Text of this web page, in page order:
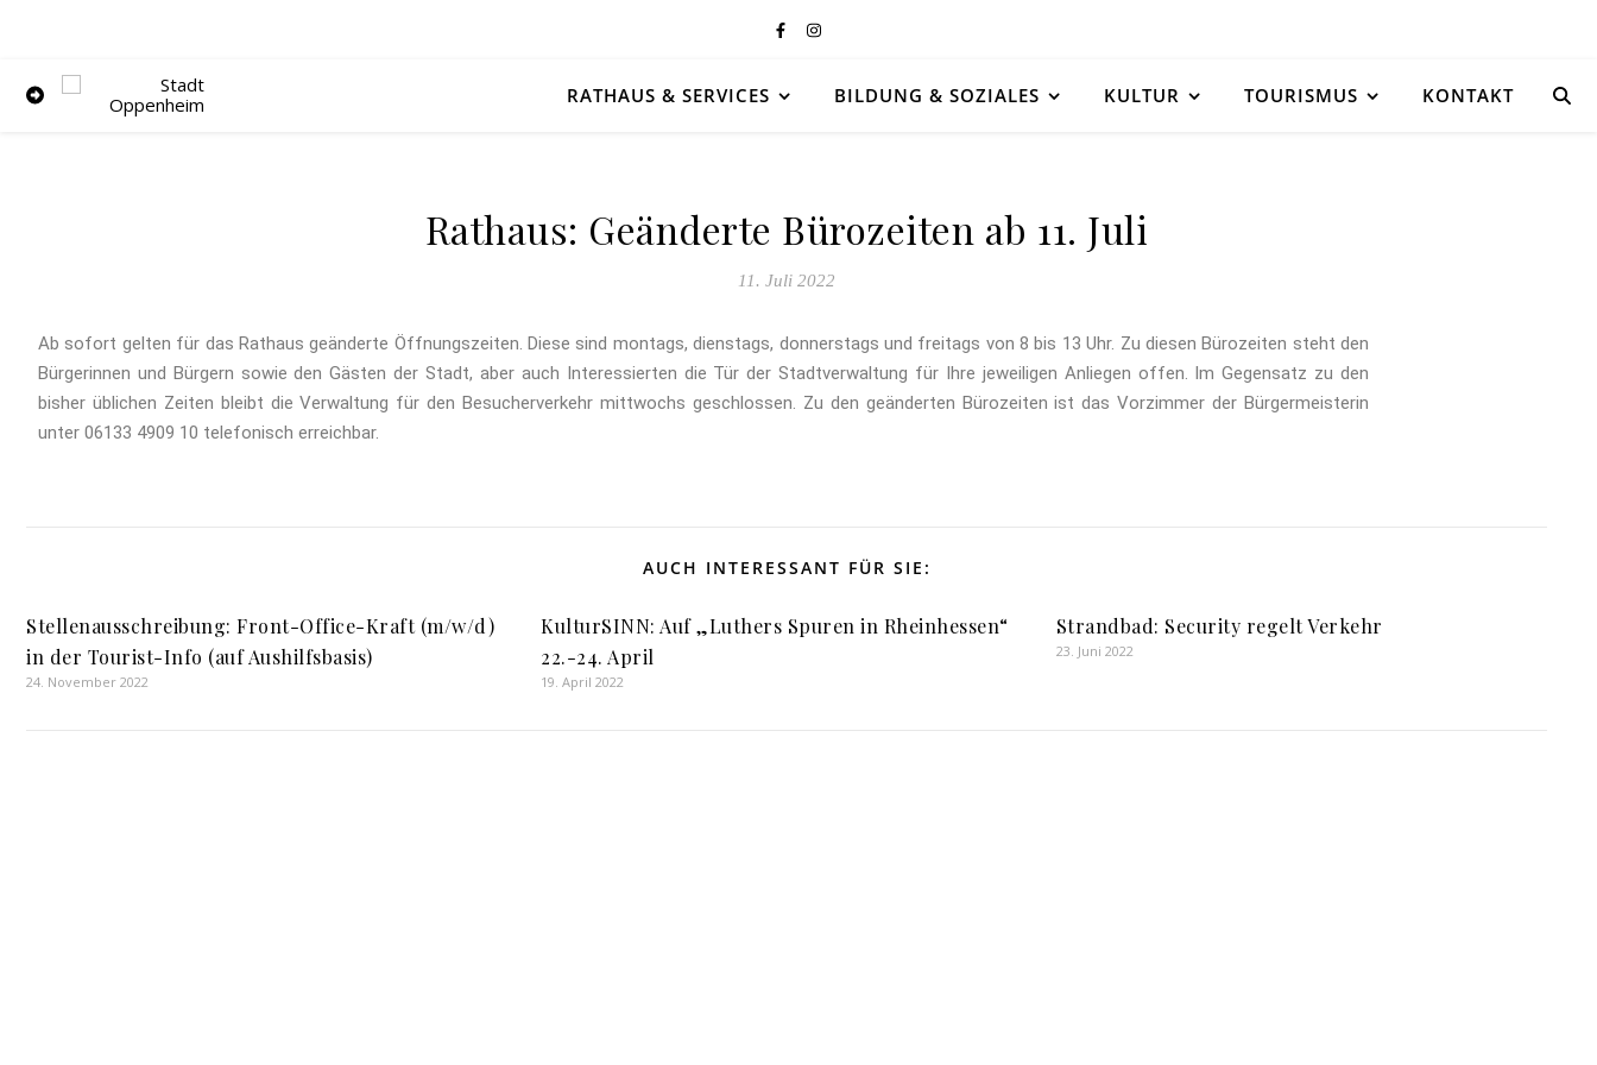
RATHAUS & SERVICES BILDUNG & SOZIALES KULTUR TOURISMUS KONTAKT
Rathaus: Geänderte Bürozeiten ab 11. Juli
11. Juli 2022
Ab sofort gelten für das Rathaus geänderte Öffnungszeiten. Diese sind montags, dienstags, donnerstags und freitags von 8 bis 13 Uhr. Zu diesen Bürozeiten steht den
Bürgerinnen und Bürgern sowie den Gästen der Stadt, aber auch Interessierten die Tür der Stadtverwaltung für Ihre jeweiligen Anliegen offen. Im Gegensatz zu den
bisher üblichen Zeiten bleibt die Verwaltung für den Besucherverkehr mittwochs geschlossen. Zu den geänderten Bürozeiten ist das Vorzimmer der Bürgermeisterin
unter 06133 4909 10 telefonisch erreichbar.
AUCH INTERESSANT FÜR SIE:
Stellenausschreibung: Front-Office-Kraft (m/w/d)
in der Tourist-Info (auf Aushilfsbasis)
24. November 2022
KulturSINN: Auf „Luthers Spuren in Rheinhessen“
22.-24. April
19. April 2022
Strandbad: Security regelt Verkehr
23. Juni 2022